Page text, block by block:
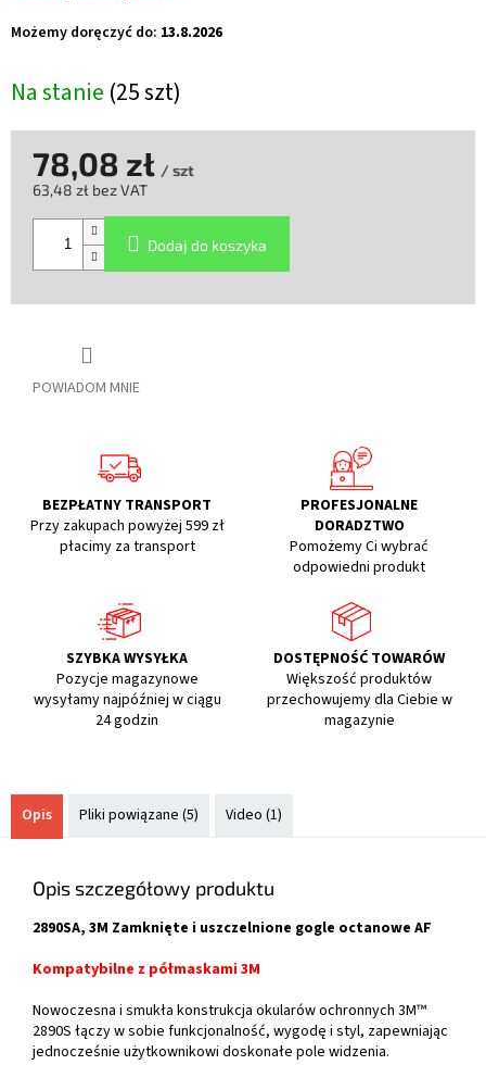
Na stanie (25 szt)
Możemy doręczyć do: 13.8.2026
POWIADOM MNIE
78,08 zł / szt
63,48 zł bez VAT
jednostkowa:
Dodaj do koszyka
BEZPŁATNY TRANSPORT
Przy zakupach powyżej 599 zł
płacimy za transport
PROFESJONALNE
DORADZTWO
Pomożemy Ci wybrać
odpowiedni produkt
SZYBKA WYSYŁKA
Pozycje magazynowe
wysyłamy najpóźniej w ciągu
24 godzin
DOSTĘPNOŚĆ TOWARÓW
Większość produktów
przechowujemy dla Ciebie w
magazynie
Opis Pliki powiązane (5) Video (1)
Opis szczegółowy produktu
2890SA, 3M Zamknięte i uszczelnione gogle octanowe AF
Kompatybilne z półmaskami 3M
Nowoczesna i smukła konstrukcja okularów ochronnych 3M™
2890S łączy w sobie funkcjonalność, wygodę i styl, zapewniając
jednocześnie użytkownikowi doskonałe pole widzenia.